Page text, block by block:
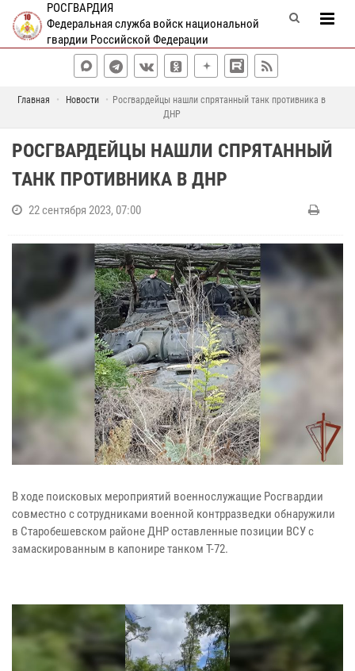
РОСГВАРДИЯ
Федеральная служба войск национальной
гвардии Российской Федерации
Главная Новости
Росгвардейцы нашли спрятанный танк противника в
ДНР
РОСГВАРДЕЙЦЫ НАШЛИ СПРЯТАННЫЙ
ТАНК ПРОТИВНИКА В ДНР
22 сентября 2023, 07:00
В ходе поисковых мероприятий военнослужащие Росгвардии
совместно с сотрудниками военной контрразведки обнаружили
в Старобешевском районе ДНР оставленные позиции ВСУ с
замаскированным в капонире танком Т-72.